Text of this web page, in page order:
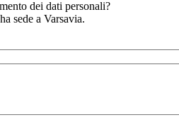
dei dati personali?
sede a Varsavia.